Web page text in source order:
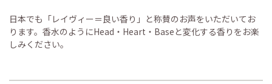
日本でも「レイヴィー＝良い香り」と称賛のお声をいただいてお
ります。香水のようにHead・Heart・Baseと変化する香りをお楽
しみください。